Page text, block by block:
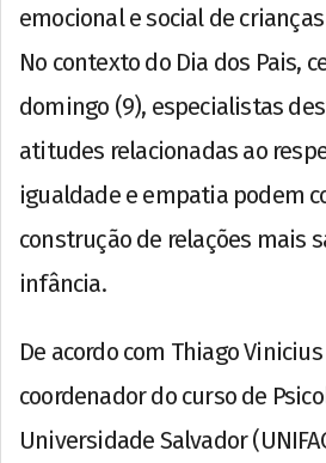
emocional e social de
No contexto do Dia dos Pais,
domingo (9), especialistas
atitudes relacionadas ao
igualdade e empatia podem
construção de relações mais
infância.
De acordo com Thiago
coordenador do curso de
Universidade Salvador